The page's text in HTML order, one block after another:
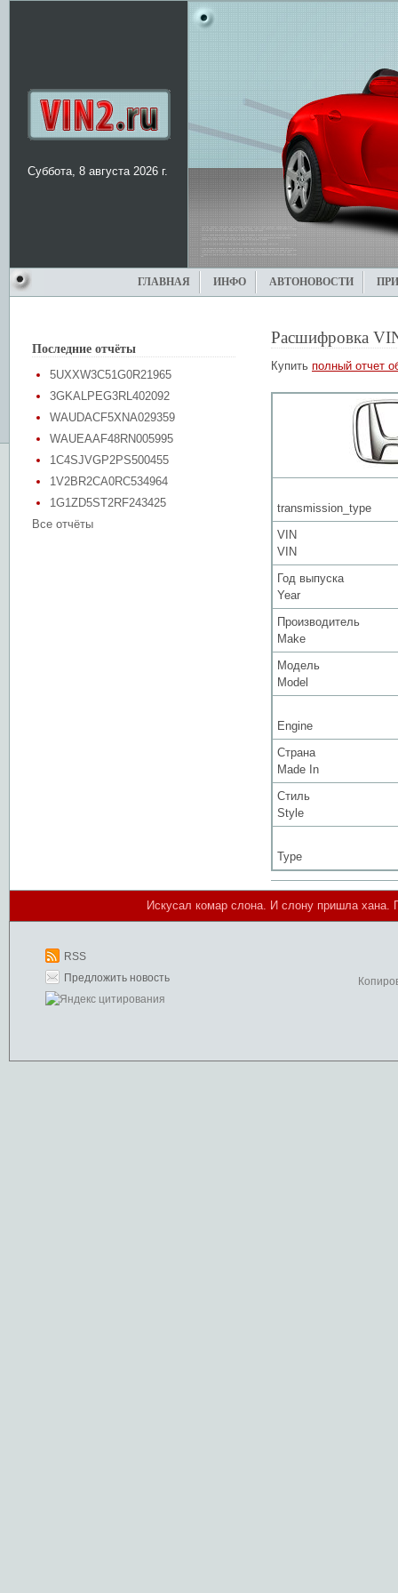
Суббота, 8 августа 2026 г.
ГЛАВНАЯ ИНФО АВТОНОВОСТИ
Последние отчёты
5UXXW3C51G0R21965
3GKALPEG3RL402092
WAUDACF5XNA029359
WAUEAAF48RN005995
1C4SJVGP2PS500455
1V2BR2CA0RC534964
1G1ZD5ST2RF243425
Все отчёты
Расшифровка
Купить полный отчет
transmission_type
VIN
VIN
Год выпуска
Year
Производитель
Make
Модель
Model
Engine
Страна
Made In
Стиль
Style
Type
Искусал комар слона. И слону пришла
RSS
Предложить новость